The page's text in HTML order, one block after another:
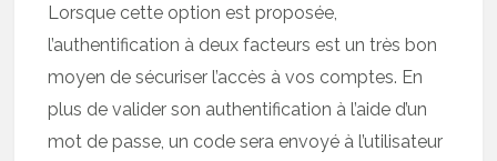
Lorsque cette option est proposée,
l’authentification à deux facteurs est un très bon
moyen de sécuriser l’accès à vos comptes. En
plus de valider son authentification à l’aide d’un
mot de passe, un code sera envoyé à l’utilisateur